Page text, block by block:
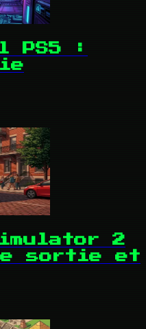
PS5 :
2
sortie et